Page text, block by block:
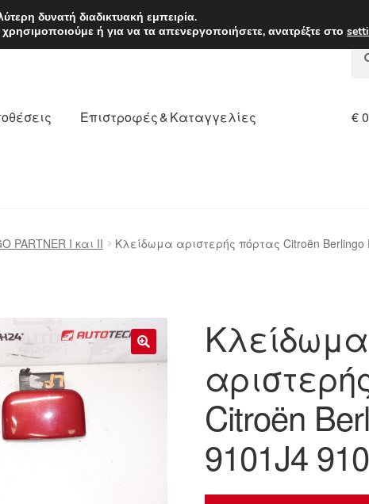
Δευτέρα-Παρ. 9 π.μ. - 4
Επιστροφές & Καταγγελίες €
PARTNER I και II Κλείδωμα αριστερής πόρτας Citroën Berlingo
🔍
Κλείδωμα
Citroën
9101J4
δυνατή διαδικτυακή εμπειρία.
ή για να τα απενεργοποιήσετε, ανατρέξτε στο